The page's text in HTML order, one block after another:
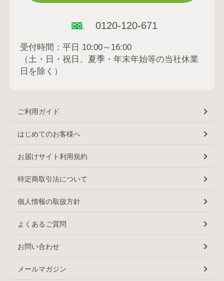
0120-120-671
受付時間：平日 10:00～16:00
（土・日・祝日、夏季・年末年始等の当社休業
日を除く）
ご利用ガイド
はじめてのお客様へ
お届けサイト利用規約
特定商取引法について
個人情報の取扱方針
よくあるご質問
お問い合わせ
メールマガジン